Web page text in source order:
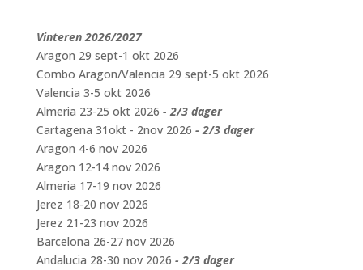
Vinteren 2026/2027
Aragon 29 sept-1 okt 2026
Combo Aragon/Valencia 29 sept-5 okt 2026
Valencia 3-5 okt 2026
Almeria 23-25 okt 2026 - 2/3 dager
Cartagena 31okt - 2nov 2026 - 2/3 dager
Aragon 4-6 nov 2026
Aragon 12-14 nov 2026
Almeria 17-19 nov 2026
Jerez 18-20 nov 2026
Jerez 21-23 nov 2026
Barcelona 26-27 nov 2026
Andalucia 28-30 nov 2026 - 2/3 dager